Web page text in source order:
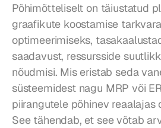
Põhimõtteliselt on täiustatud
graafikute koostamise
optimeerimiseks,
saadavust, ressursside
nõudmisi. Mis eristab seda
süsteemidest nagu MRP või
piirangutele põhinev reaalajas
See tähendab, et see võtab